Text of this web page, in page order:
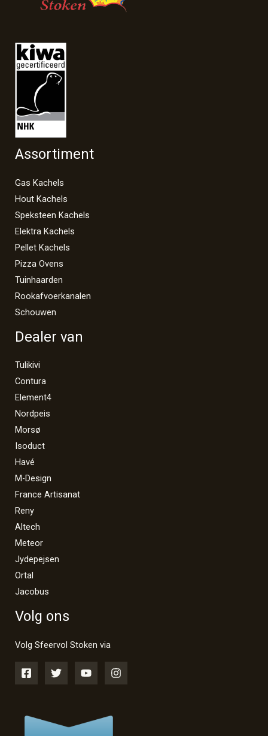
Assortiment
Gas Kachels
Hout Kachels
Speksteen Kachels
Elektra Kachels
Pellet Kachels
Pizza Ovens
Tuinhaarden
Rookafvoerkanalen
Schouwen
Dealer van
Tulikivi
Contura
Element4
Nordpeis
Morsø
Isoduct
Havé
M-Design
France Artisanat
Reny
Altech
Meteor
Jydepejsen
Ortal
Jacobus
Volg ons
Volg Sfeervol Stoken via